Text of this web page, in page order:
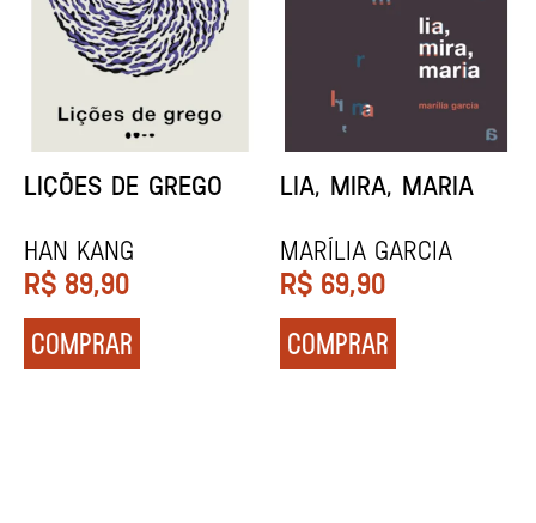
MINHA MÃE E A
Marina Tvetáieva
R$ 49,90
COMPRAR
TODA CAIXA-PRETA
Jeovanna Vieira
R$ 89,90
COMPRAR